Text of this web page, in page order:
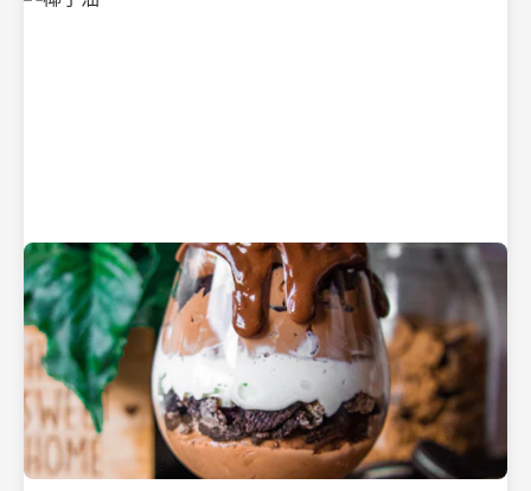
纯净的初榨椰子油